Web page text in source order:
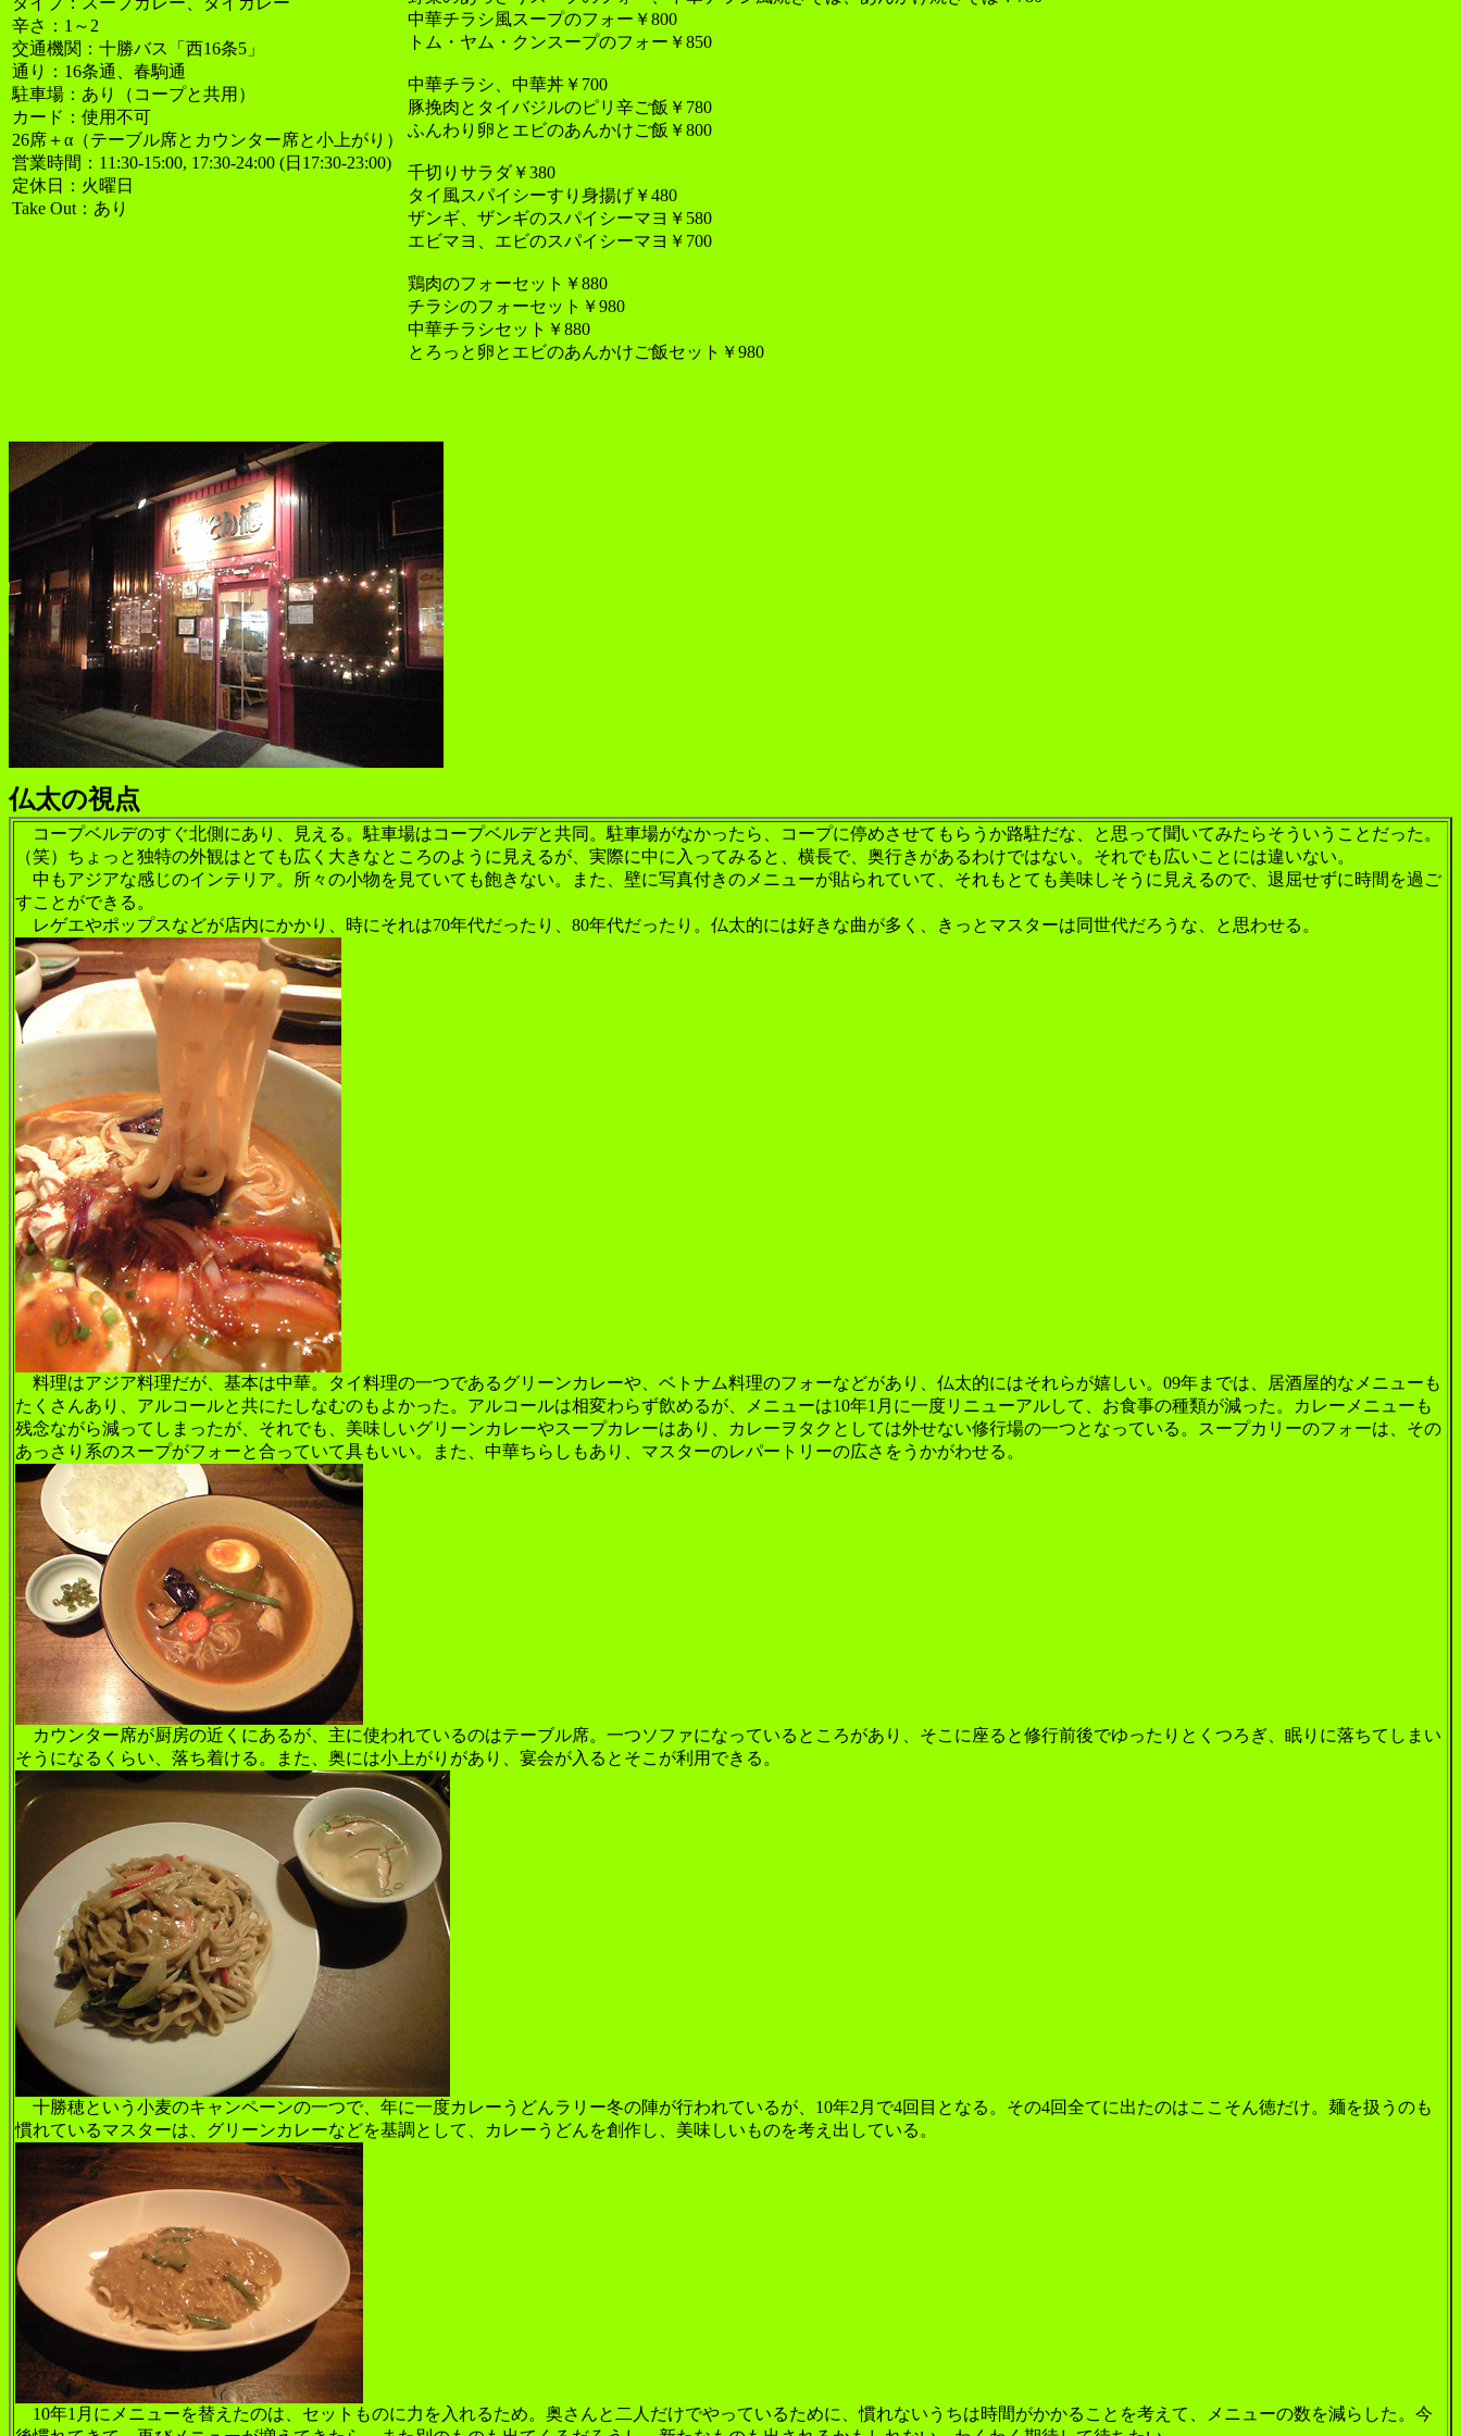
辛さ：1～2
交通機関：十勝バス「西16条5」
通り：16条通、春駒通
駐車場：あり（コープと共用）
カード：使用不可
26席＋α（テーブル席とカウンター席と小上がり）
営業時間：11:30-15:00, 17:30-24:00 (日17:30-23:00)
定休日：火曜日
Take Out：あり
中華チラシ風スープのフォー￥800
トム・ヤム・クンスープのフォー￥850
中華チラシ、中華丼￥700
豚挽肉とタイバジルのピリ辛ご飯￥780
ふんわり卵とエビのあんかけご飯￥800
千切りサラダ￥380
タイ風スパイシーすり身揚げ￥480
ザンギ、ザンギのスパイシーマヨ￥580
エビマヨ、エビのスパイシーマヨ￥700
鶏肉のフォーセット￥880
チラシのフォーセット￥980
中華チラシセット￥880
とろっと卵とエビのあんかけご飯セット￥980
仏太の視点
コープベルデのすぐ北側にあり、見える。駐車場はコープベルデと共同。駐車場がなかったら、コープに停めさせてもらうか路駐だな、と思って聞いてみたらそういうことだった。
（笑）ちょっと独特の外観はとても広く大きなところのように見えるが、実際に中に入ってみると、横長で、奥行きがあるわけではない。それでも広いことには違いない。
中もアジアな感じのインテリア。所々の小物を見ていても飽きない。また、壁に写真付きのメニューが貼られていて、それもとても美味しそうに見えるので、退屈せずに時間を過ご
すことができる。
レゲエやポップスなどが店内にかかり、時にそれは70年代だったり、80年代だったり。仏太的には好きな曲が多く、きっとマスターは同世代だろうな、と思わせる。
料理はアジア料理だが、基本は中華。タイ料理の一つであるグリーンカレーや、ベトナム料理のフォーなどがあり、仏太的にはそれらが嬉しい。09年までは、居酒屋的なメニューも
たくさんあり、アルコールと共にたしなむのもよかった。アルコールは相変わらず飲めるが、メニューは10年1月に一度リニューアルして、お食事の種類が減った。カレーメニューも
残念ながら減ってしまったが、それでも、美味しいグリーンカレーやスープカレーはあり、カレーヲタクとしては外せない修行場の一つとなっている。スープカリーのフォーは、その
あっさり系のスープがフォーと合っていて具もいい。また、中華ちらしもあり、マスターのレパートリーの広さをうかがわせる。
カウンター席が厨房の近くにあるが、主に使われているのはテーブル席。一つソファになっているところがあり、そこに座ると修行前後でゆったりとくつろぎ、眠りに落ちてしまい
そうになるくらい、落ち着ける。また、奥には小上がりがあり、宴会が入るとそこが利用できる。
十勝穂という小麦のキャンペーンの一つで、年に一度カレーうどんラリー冬の陣が行われているが、10年2月で4回目となる。その4回全てに出たのはここそん徳だけ。麺を扱うのも
慣れているマスターは、グリーンカレーなどを基調として、カレーうどんを創作し、美味しいものを考え出している。
10年1月にメニューを替えたのは、セットものに力を入れるため。奥さんと二人だけでやっているために、慣れないうちは時間がかかることを考えて、メニューの数を減らした。今